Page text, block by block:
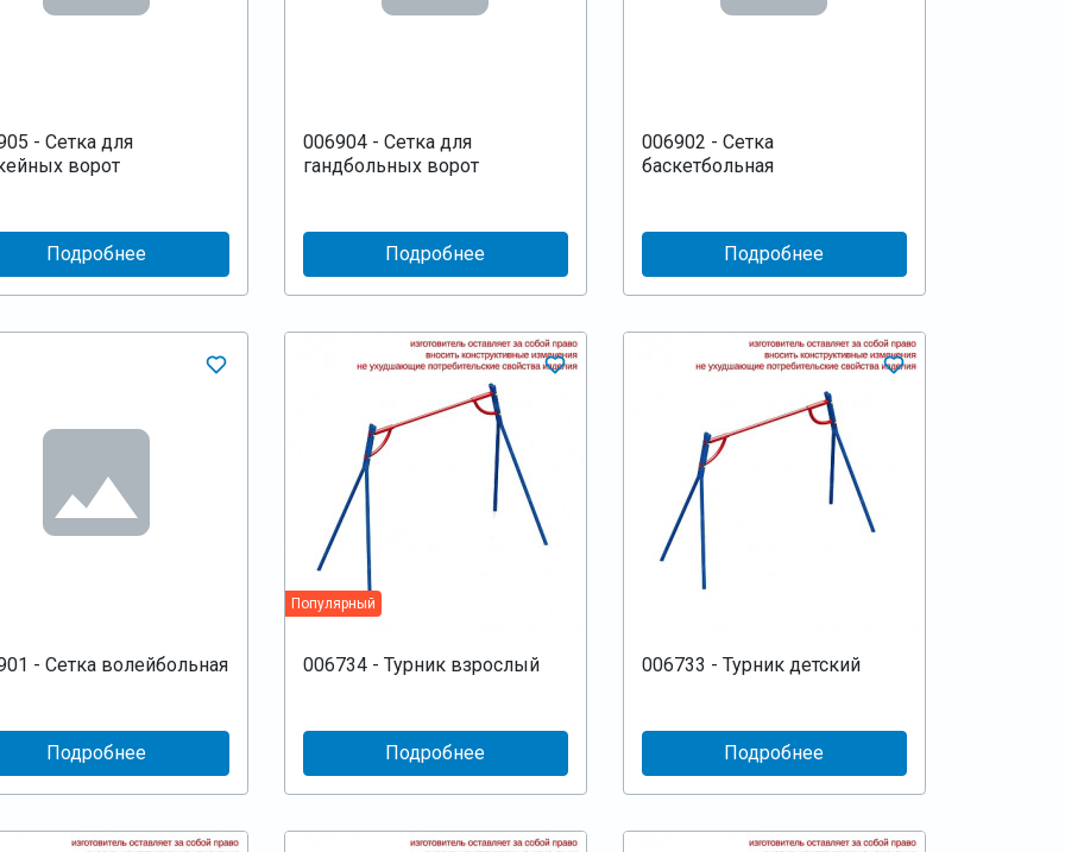
- Сетка для
ворот
Подробнее
006904 - Сетка для
гандбольных ворот
Подробнее
006902 - Сетка
баскетбольная
Подробнее
- Сетка волейбольная
Подробнее
Популярный
006734 - Турник взрослый
Подробнее
006733 - Турник детский
Подробнее